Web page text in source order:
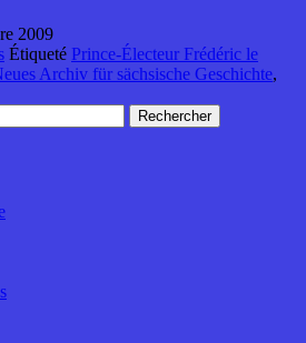
2009
Étiqueté Prince-Électeur Frédéric le
Archiv für sächsische Geschichte,